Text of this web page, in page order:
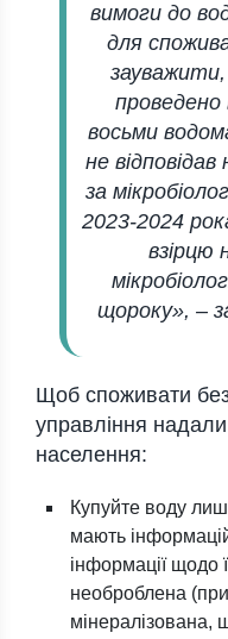
вимоги до
для
проведено
восьми
не
за
2023-2024
взірцю
щороку», –
Щоб споживати
управління
населення:
Купуйте воду
мають
інформації щодо
необроблена
мінералізована,